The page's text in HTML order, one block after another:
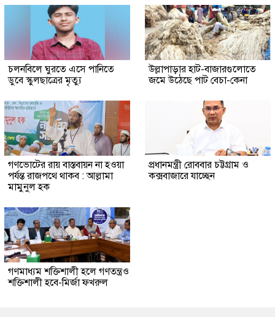
চলনবিলে ঘুরতে এসে পানিতে
ডুবে স্কুলছাত্রের মৃত্যু
উল্লাপাড়ার হাট-বাজারগুলোতে
জমে উঠেছে পাট বেচা-কেনা
গণভোটের রায় বাস্তবায়ন না হওয়া
পর্যন্ত রাজপথে থাকব : আল্লামা
মামুনুল হক
প্রধানমন্ত্রী রোববার চট্টগ্রাম ও
কক্সবাজারে যাচ্ছেন
গণমাধ্যম শক্তিশালী হলে গণতন্ত্রও
শক্তিশালী হবে-মির্জা ফখরুল